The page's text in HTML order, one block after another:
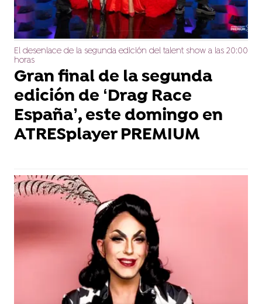
El desenlace de la segunda edición del talent show a las 20:00
horas
Gran final de la segunda
edición de ‘Drag Race
España’, este domingo en
ATRESplayer PREMIUM